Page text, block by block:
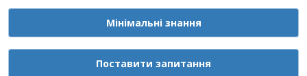
Мінімальні знання
Поставити запитання